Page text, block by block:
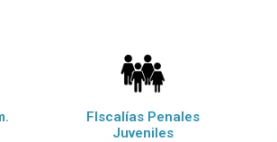
FIscalías Penales
Juveniles